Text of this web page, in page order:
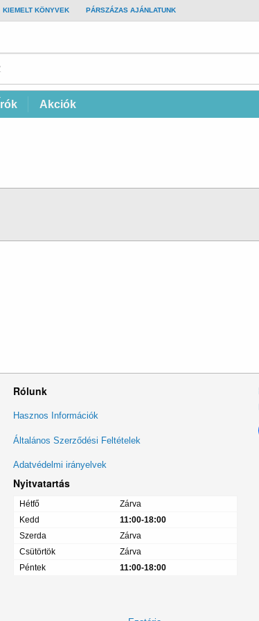
KIEMELT KÖNYVEK PÁRSZÁZAS AJÁNLATUNK
Írók Akciók
Rólunk
Lábléc
menü
Hasznos Információk
Általános Szerződési Feltételek
Adatvédelmi irányelvek
Nyitvatartás
Hétfő
Zárva
Kedd
11:00-18:00
Szerda
Zárva
Csütörtök
Zárva
Péntek
11:00-18:00